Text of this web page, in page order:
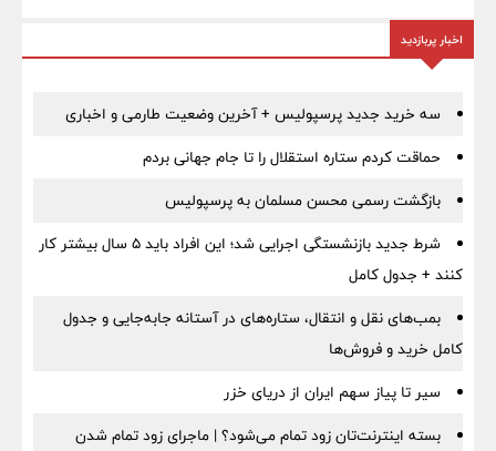
اخبار پربازدید
سه خرید جدید پرسپولیس + آخرین وضعیت طارمی و اخباری
حماقت کردم ستاره استقلال را تا جام جهانی بردم
بازگشت رسمی محسن مسلمان به پرسپولیس
شرط جدید بازنشستگی اجرایی شد؛ این افراد باید ۵ سال بیشتر کار
کنند + جدول کامل
بمب‌های نقل و انتقال، ستاره‌های در آستانه جابه‌جایی و جدول
کامل خرید و فروش‌ها
سیر تا پیاز سهم ایران از دریای خزر
بسته اینترنت‌تان زود تمام می‌شود؟ | ماجرای زود تمام شدن